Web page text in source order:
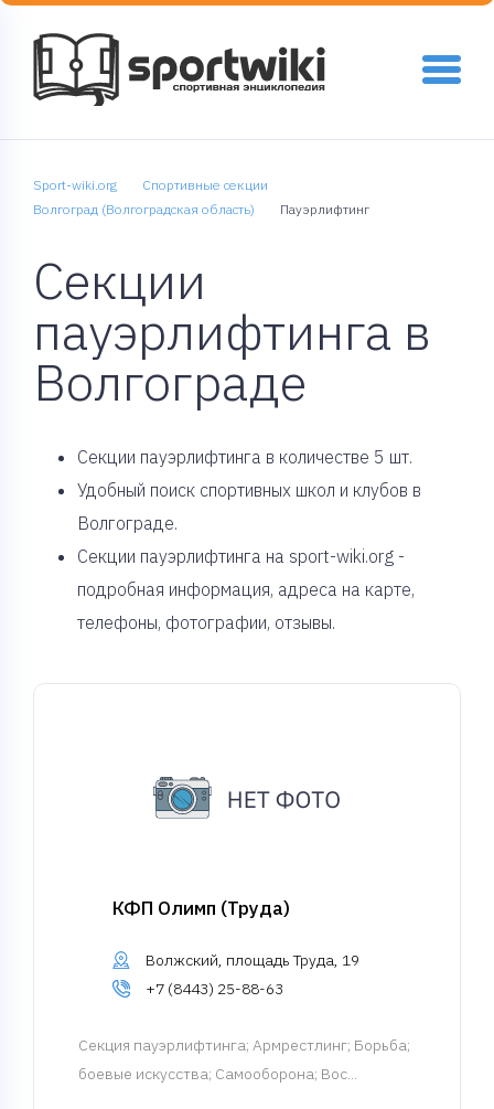
Sport-wiki.org
Спортивные секции
Волгоград (Волгоградская область)
Пауэрлифтинг
Секции
пауэрлифтинга в
Волгограде
Cекции пауэрлифтинга в количестве 5 шт.
Удобный поиск спортивных школ и клубов в
Волгограде.
Секции пауэрлифтинга на sport-wiki.org -
подробная информация, адреса на карте,
телефоны, фотографии, отзывы.
КФП Олимп (Труда)
Волжский, площадь Труда, 19
+7 (8443) 25-88-63
Cекция пауэрлифтинга; Армрестлинг; Борьба;
боевые искусства; Самооборона; Вос...